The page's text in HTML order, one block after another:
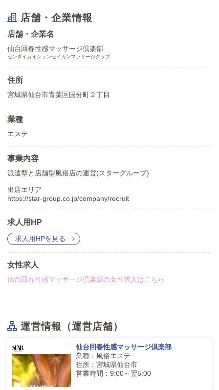
店舗・企業情報
店舗・企業名
仙台回春性感マッサージ倶楽部
センダイカイシュンセイカンマッサージクラブ
住所
宮城県仙台市青葉区国分町２丁目
業種
エステ
事業内容
派遣型と店舗型風俗店の運営(スターグループ)
出店エリア
https://star-group.co.jp/company/recruit
求人用HP
求人用HPを見る
女性求人
仙台回春性感マッサージ倶楽部の女性求人はこちら
運営情報（運営店舗）
仙台回春性感マッサージ倶楽部
業種：風俗エステ
住所：宮城県仙台市
営業時間：9:00～翌5:00